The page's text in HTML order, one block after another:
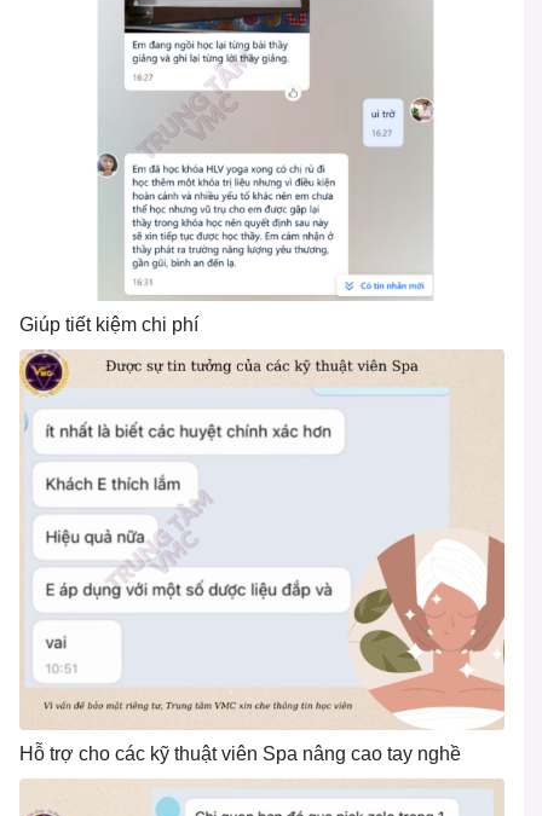
Giúp tiết kiệm chi phí
Hỗ trợ cho các kỹ thuật viên Spa nâng cao tay nghề